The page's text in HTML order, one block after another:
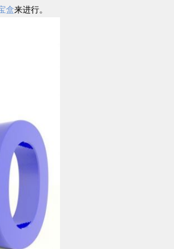
盒来进行。